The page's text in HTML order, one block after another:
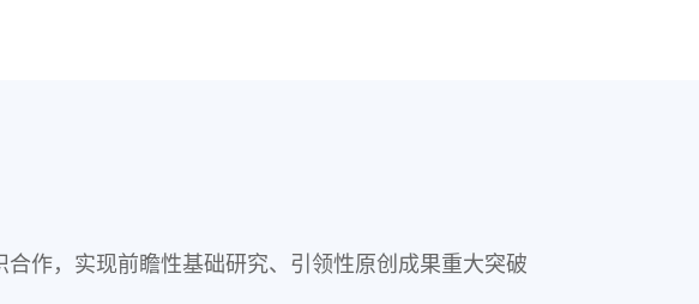
作，实现前瞻性基础研究、引领性原创成果重大突破